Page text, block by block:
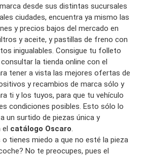
desde sus distintas sucursales
ciudades, encuentra ya mismo las
y precios bajos del mercado en
y aceite, y pastillas de freno con
inigualables. Consigue tu folleto
la tienda online con el
tener a vista las mejores ofertas de
y recambios de marca sólo y
ti y los tuyos, para que tu vehículo
condiciones posibles. Esto sólo lo
un surtido de piezas única y
el catálogo Oscaro.
tienes miedo a que no esté la pieza
No te preocupes, pues el